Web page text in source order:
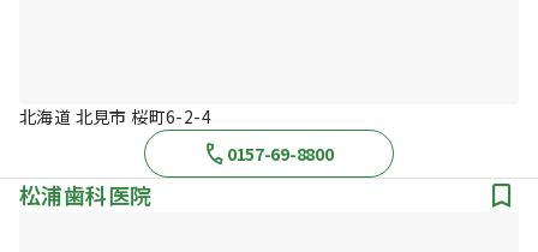
北海道 北見市 桜町6-2-4
0157-69-8800
松浦歯科医院